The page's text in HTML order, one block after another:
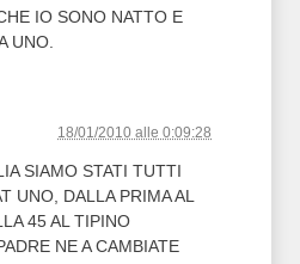
IO SONO NATTO E
UNO.
18/01/2010 alle 0:09:28
SIAMO STATI TUTTI
UNO, DALLA PRIMA AL
45 AL TIPINO
NE A CAMBIATE